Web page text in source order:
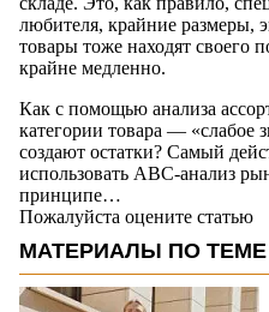
любителя, крайние размеры,
товары тоже находят своего
крайне медленно.
Как с помощью анализа
категории товара — «слабое
создают остатки? Самый
использовать ABC-анализ
принципе…
Пожалуйста оцените статью
МАТЕРИАЛЫ ПО ТЕМЕ